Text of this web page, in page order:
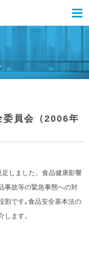
委員会（2006年
しました。食品健康影響
事故等の緊急事態への対
割です｡食品安全基本法の
ます。